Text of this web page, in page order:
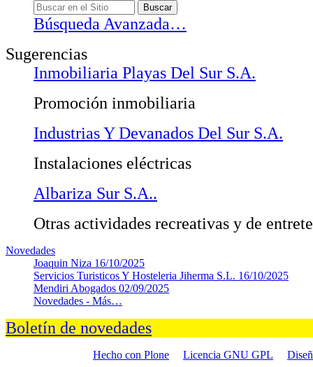
Búsqueda Avanzada…
Sugerencias
Inmobiliaria Playas Del Sur S.A.
Promoción inmobiliaria
Industrias Y Devanados Del Sur S.A.
Instalaciones eléctricas
Albariza Sur S.A..
Otras actividades recreativas y de
Novedades
Joaquin Niza 16/10/2025
Servicios Turisticos Y Hosteleria Jiherma S.L. 16/10/2025
Mendiri Abogados 02/09/2025
Novedades - Más…
Boletín de novedades
Hecho con Plone Licencia GNU GPL